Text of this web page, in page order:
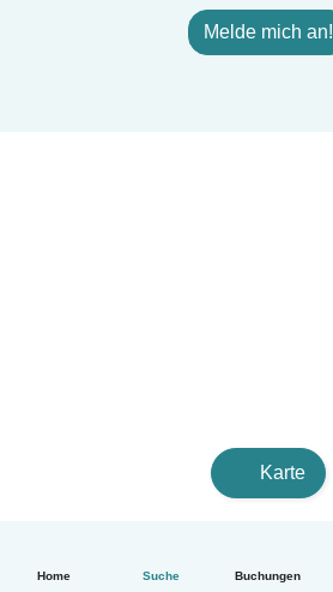
Home Suche Buchungen
Melde mich an!
Karte